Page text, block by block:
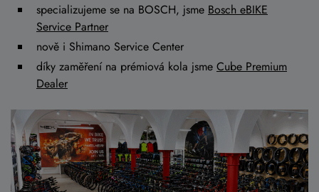
specializujeme se na BOSCH, jsme Bosch eBIKE
Service Partner
nově i Shimano Service Center
díky zaměření na prémiová kola jsme Cube Premium
Dealer